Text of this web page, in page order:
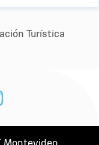
Turística